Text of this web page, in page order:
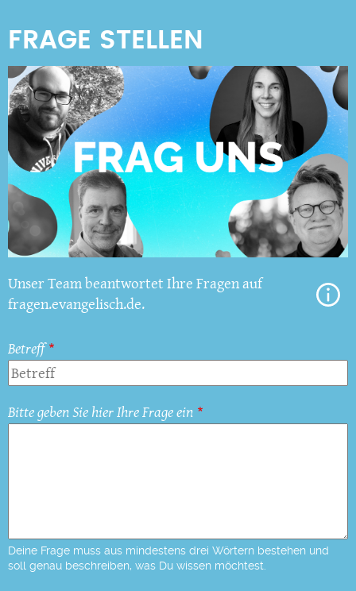
Unser Team beantwortet Ihre Fragen auf
fragen.evangelisch.de.
Betreff
Bitte geben Sie hier Ihre Frage ein
Deine Frage muss aus mindestens drei Wörtern bestehen und
soll genau beschreiben, was Du wissen möchtest.